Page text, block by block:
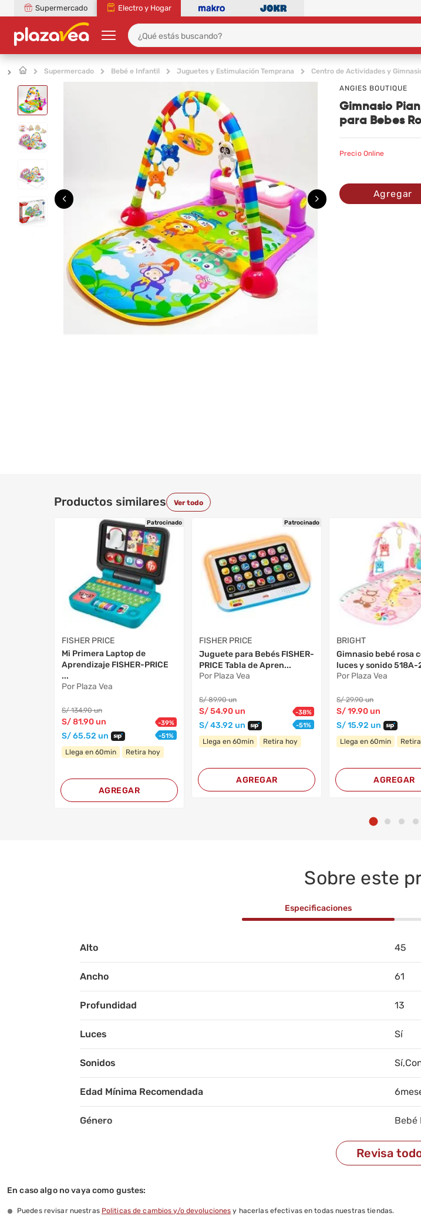
Supermercado Electro y Hogar
Supermercado Bebé e Infantil Juguetes y Estimulación Temprana Centro de Actividades y
ANGIES BOUTIQUE
Gimnasio
para Bebes
Precio Online
Agregar
Productos similares Ver todo
Patrocinado
FISHER PRICE
Mi Primera Laptop de
Aprendizaje FISHER-PRICE
...
Por Plaza Vea
S/134.90 un
S/81.90un -39%
S/65.52 un -51%
Llega en 60min Retira hoy
AGREGAR
Patrocinado
FISHER PRICE
Juguete para Bebés FISHER-
PRICE Tabla de Apren...
Por Plaza Vea
S/89.90 un
S/54.90un -38%
S/43.92 un -51%
Llega en 60min Retira hoy
AGREGAR
BRIGHT
Gimnasio bebé rosa
luces y sonido 518A-
Por Plaza Vea
S/29.90 un
S/19.90un
S/15.92 un
Llega en 60min
AGREGAR
Sobre este
Especificaciones
Alto 45
Ancho 61
Profundidad 13
Luces Sí
Sonidos
Edad Mínima Recomendada
Género Bebé
Revisa
En caso algo no vaya como gustes:
Puedes revisar nuestras Politicas de cambios y/o devoluciones y hacerlas efectivas en todas nuestras tiendas.